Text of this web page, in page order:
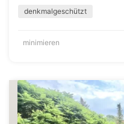
denkmalgeschützt
minimieren